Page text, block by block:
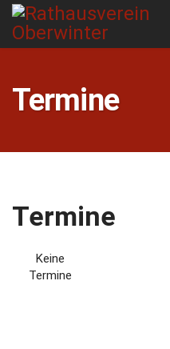
Termine
Termine
Keine
Termine